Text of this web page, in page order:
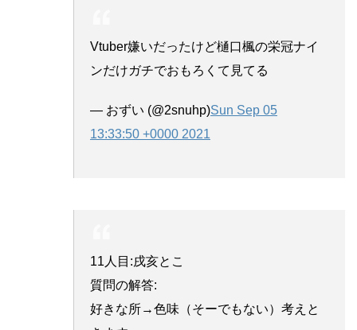
Vtuber嫌いだったけど樋口楓の栄冠ナイ
ンだけガチでおもろくて見てる
— おずい (@2snuhp)Sun Sep 05
13:33:50 +0000 2021
11人目:戌亥とこ
質問の解答:
好きな所→色味（そーでもない）考えと